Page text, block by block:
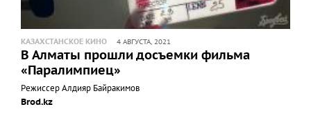
КАЗАХСТАНСКОЕ КИНО 4 АВГУСТА, 2021
В Алматы прошли досъемки фильма
«Паралимпиец»
Режиссер Алдияр Байракимов
Brod.kz